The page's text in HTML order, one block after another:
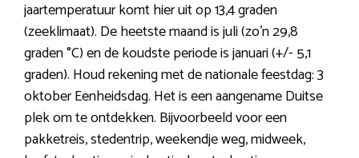
jaartemperatuur komt hier uit op 13,4 graden
(zeeklimaat). De heetste maand is juli (zo’n 29,8
graden °C) en de koudste periode is januari (+/- 5,1
graden). Houd rekening met de nationale feestdag: 3
oktober Eenheidsdag. Het is een aangename Duitse
plek om te ontdekken. Bijvoorbeeld voor een
pakketreis, stedentrip, weekendje weg, midweek,